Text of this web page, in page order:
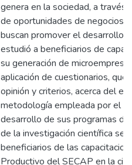
genera en la sociedad, a través
de oportunidades de negocios
buscan promover el desarrollo
estudió a beneficiarios de
su generación de
aplicación de cuestionarios,
opinión y criterios, acerca del
metodología empleada por el
desarrollo de sus programas
de la investigación científica se
beneficiarios de las
Productivo del SECAP en la